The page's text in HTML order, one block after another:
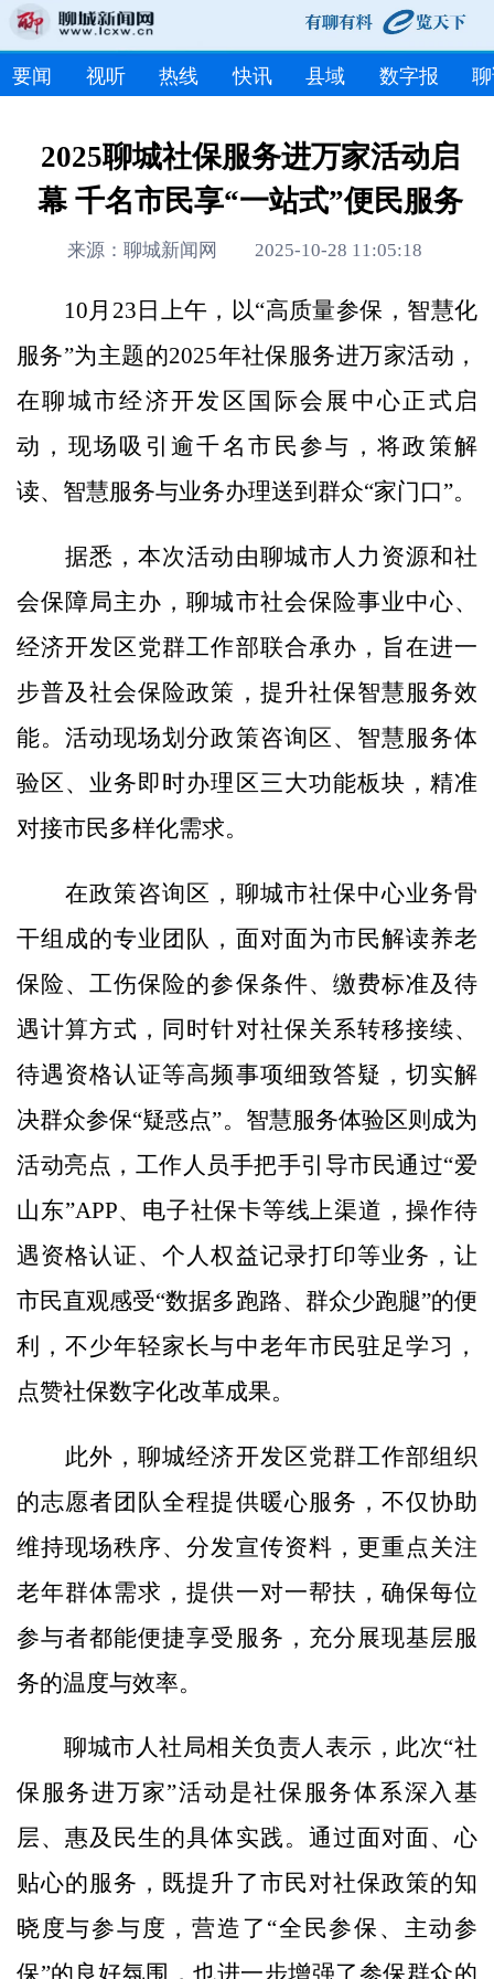
要闻 视听 热线 快讯 县域 数字报
2025聊城社保服务进万家活动启
幕 千名市民享“一站式”便民服务
来源：聊城新闻网 2025-10-28 11:05:18
10月23日上午，以“高质量参保，智慧化
服务”为主题的2025年社保服务进万家活动，
在聊城市经济开发区国际会展中心正式启
动，现场吸引逾千名市民参与，将政策解
读、智慧服务与业务办理送到群众“家门口”。
据悉，本次活动由聊城市人力资源和社
会保障局主办，聊城市社会保险事业中心、
经济开发区党群工作部联合承办，旨在进一
步普及社会保险政策，提升社保智慧服务效
能。活动现场划分政策咨询区、智慧服务体
验区、业务即时办理区三大功能板块，精准
对接市民多样化需求。
在政策咨询区，聊城市社保中心业务骨
干组成的专业团队，面对面为市民解读养老
保险、工伤保险的参保条件、缴费标准及待
遇计算方式，同时针对社保关系转移接续、
待遇资格认证等高频事项细致答疑，切实解
决群众参保“疑惑点”。智慧服务体验区则成为
活动亮点，工作人员手把手引导市民通过“爱
山东”APP、电子社保卡等线上渠道，操作待
遇资格认证、个人权益记录打印等业务，让
市民直观感受“数据多跑路、群众少跑腿”的便
利，不少年轻家长与中老年市民驻足学习，
点赞社保数字化改革成果。
此外，聊城经济开发区党群工作部组织
的志愿者团队全程提供暖心服务，不仅协助
维持现场秩序、分发宣传资料，更重点关注
老年群体需求，提供一对一帮扶，确保每位
参与者都能便捷享受服务，充分展现基层服
务的温度与效率。
聊城市人社局相关负责人表示，此次“社
保服务进万家”活动是社保服务体系深入基
层、惠及民生的具体实践。通过面对面、心
贴心的服务，既提升了市民对社保政策的知
晓度与参与度，营造了“全民参保、主动参